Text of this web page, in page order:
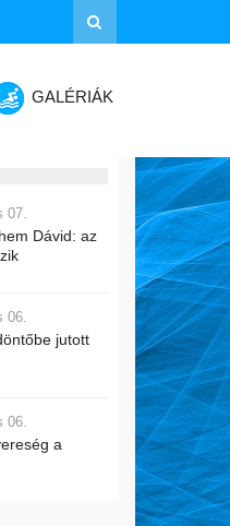
GALÉRIÁK
07.
Dávid: az
06.
jutott
06.
a